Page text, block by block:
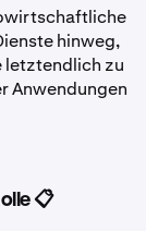
hinweg,
letztendlich zu
Anwendungen
📋